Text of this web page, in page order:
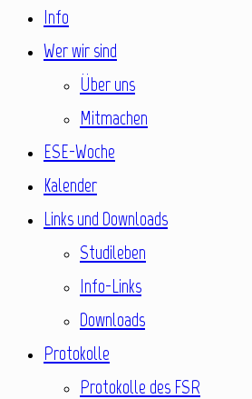
Info
Wer wir sind
Über uns
Mitmachen
ESE-Woche
Kalender
Links und Downloads
Studileben
Info-Links
Downloads
Protokolle
Protokolle des FSR